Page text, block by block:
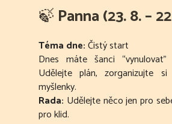
🍃 Panna (23. 8. –
Téma dne:Čistý start
Dnes máte šanci
Udělejte plán, zorganizujte
myšlenky.
Rada: Udělejte něco jen pro
pro klid.